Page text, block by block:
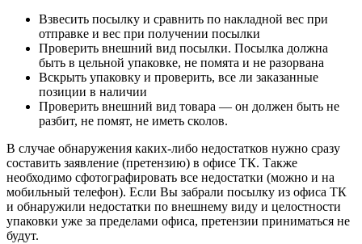
Взвесить посылку и сравнить по накладной вес при
отправке и вес при получении посылки
Проверить внешний вид посылки. Посылка должна
быть в цельной упаковке, не помята и не разорвана
Вскрыть упаковку и проверить, все ли заказанные
позиции в наличии
Проверить внешний вид товара — он должен быть не
разбит, не помят, не иметь сколов.
В случае обнаружения каких-либо недостатков нужно сразу
составить заявление (претензию) в офисе ТК. Также
необходимо сфотографировать все недостатки (можно и на
мобильный телефон). Если Вы забрали посылку из офиса ТК
и обнаружили недостатки по внешнему виду и целостности
упаковки уже за пределами офиса, претензии приниматься не
будут.